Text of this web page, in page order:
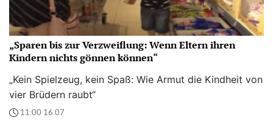
„Sparen bis zur Verzweiflung: Wenn Eltern ihren
Kindern nichts gönnen können“
„Kein Spielzeug, kein Spaß: Wie Armut die Kindheit von
vier Brüdern raubt“
11:00 16.07